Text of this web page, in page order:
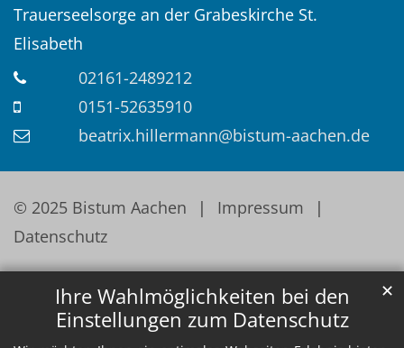
Ihre Wahlmöglichkeiten bei den
Einstellungen zum Datenschutz
✕
Trauerseelsorge an der Grabeskirche St.
Elisabeth
02161-2489212
0151-52635910
beatrix.hillermann@bistum-aachen.de
© 2025 Bistum Aachen
Impressum
Datenschutz